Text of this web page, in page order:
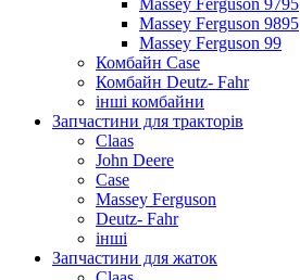
Massey Ferguson 9795
Massey Ferguson 9895
Massey Ferguson 99
Комбайн Case
Комбайн Deutz- Fahr
інші комбайни
Запчастини для тракторів
Claas
John Deere
Case
Massey Ferguson
Deutz- Fahr
інші
Запчастини для жаток